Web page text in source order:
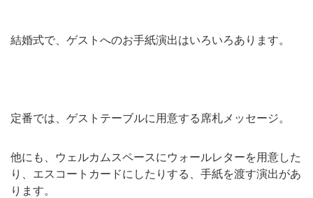
結婚式で、ゲストへのお手紙演出はいろいろあります。
定番では、ゲストテーブルに用意する席札メッセージ。
他にも、ウェルカムスペースにウォールレターを用意した
り、エスコートカードにしたりする、手紙を渡す演出があ
ります。